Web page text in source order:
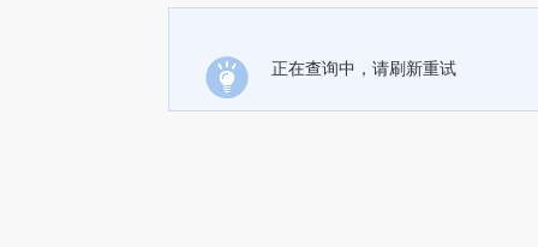
正在查询中，请刷新重试